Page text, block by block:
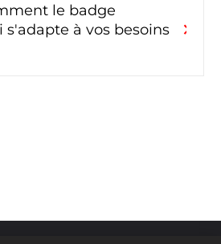
le badge
s'adapte à vos besoins
chevron_right